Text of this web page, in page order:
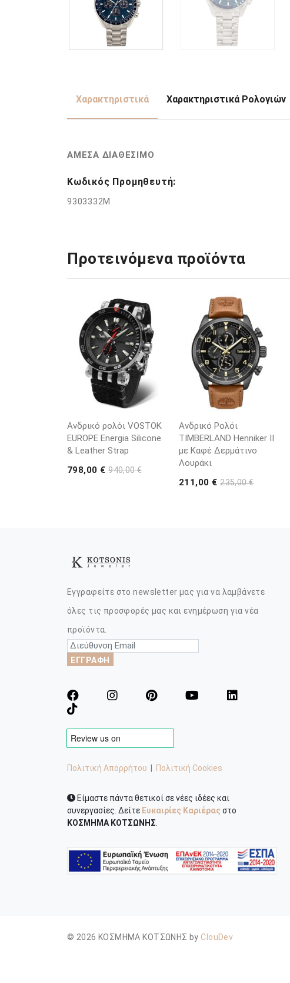
Χαρακτηριστικά Χαρακτηριστικά Ρολογιών
ΑΜΕΣΑ ΔΙΑΘΕΣΙΜΟ
Κωδικός Προμηθευτή:
9303332M
Προτεινόμενα προϊόντα
Ανδρικό ρολόι VOSTOK
EUROPE Energia Silicone
& Leather Strap
798,00 €940,00 €
Ανδρικό Ρολόι
TIMBERLAND Henniker II
με Καφέ Δερμάτινο
Λουράκι
211,00 €235,00 €
Εγγραφείτε στο newsletter μας για να λαμβάνετε
όλες τις προσφορές μας και ενημέρωση για νέα
προϊόντα.
ΕΓΓΡΑΦΗ
Πολιτική Απορρήτου Πολιτική Cookies
Είμαστε πάντα θετικοί σε νέες ιδέες και
συνεργασίες. Δείτε Ευκαιρίες Καριέραςστο
ΚΟΣΜΗΜΑ ΚΟΤΣΩΝΗΣ
© 2026 ΚΟΣΜΗΜΑ ΚΟΤΣΩΝΗΣ by ClouDev